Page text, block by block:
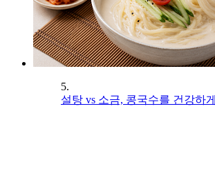
5.
설탕 vs 소금, 콩국수를 건강하